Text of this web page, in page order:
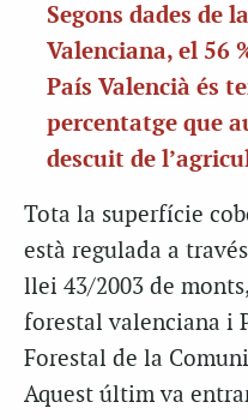
Segons dades de
Valenciana, el 56
País Valencià és
percentatge que
descuit de
Tota la superfície
està regulada a
llei 43/2003 de
forestal valenciana i
Forestal de la
Aquest últim va